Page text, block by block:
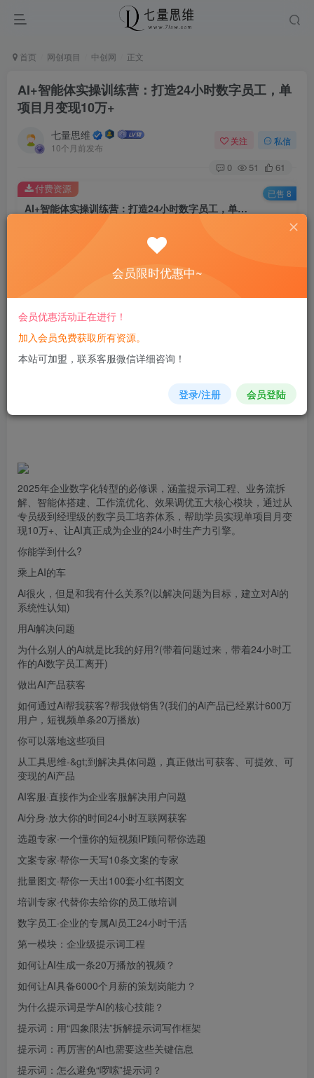
首页 网创项目 中创网 正文
AI+智能体实操训练营：打造24小时数字员工，单
项目月变现10万+
七量思维
10个月前发布
关注 私信
0 51 61
AI+智能体实操训练营：打造24小时数字员工，单项目月变现10万+
8.8
免费
您当前未登录！建议登陆后购买，可保存购买订单
付费资源 已售 8
2025年企业数字化转型的必修课，涵盖提示词工程、业务流拆
解、智能体搭建、工作流优化、效果调优五大核心模块，通过从
专员级到经理级的数字员工培养体系，帮助学员实现单项目月变
现10万+、让AI真正成为企业的24小时生产力引擎。
你能学到什么?
乘上AI的车
Ai很火，但是和我有什么关系?(以解决问题为目标，建立对Ai的
系统性认知)
用Ai解决问题
为什么别人的Ai就是比我的好用?(带着问题过来，带着24小时工
作的Ai数字员工离开)
做出AI产品获客
如何通过Ai帮我获客?帮我做销售?(我们的Ai产品已经累计600万
用户，短视频单条20万播放)
你可以落地这些项目
从工具思维-&gt;到解决具体问题，真正做出可获客、可提效、可
变现的Ai产品
AI客服·直接作为企业客服解决用户问题
Ai分身·放大你的时间24小时互联网获客
选题专家·一个懂你的短视频IP顾问帮你选题
文案专家·帮你一天写10条文案的专家
批量图文·帮你一天出100套小红书图文
培训专家·代替你去给你的员工做培训
数字员工·企业的专属Ai员工24小时干活
第一模块：企业级提示词工程
如何让AI生成一条20万播放的视频？
如何让AI具备6000个月薪的策划岗能力？
为什么提示词是学AI的核心技能？
提示词：用“四象限法”拆解提示词写作框架
提示词：再厉害的AI也需要这些关键信息
提示词：怎么避免“啰嗦”提示词？
会员限时优惠中~
会员优惠活动正在进行！
加入会员免费获取所有资源。
本站可加盟，联系客服微信详细咨询！
登录/注册 会员登陆